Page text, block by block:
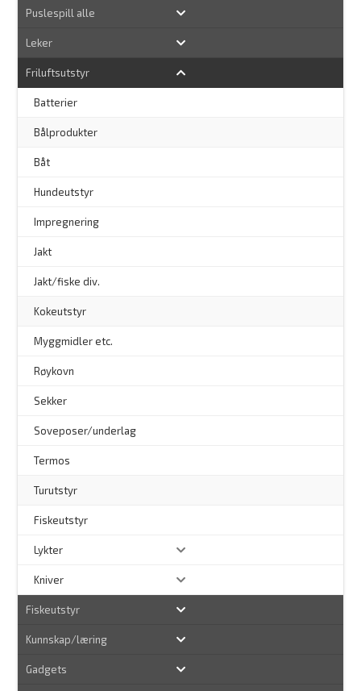
Puslespill alle
Leker
Friluftsutstyr
Batterier
Bålprodukter
Båt
Hundeutstyr
Impregnering
Jakt
Jakt/fiske div.
Kokeutstyr
Myggmidler etc.
Røykovn
Sekker
Soveposer/underlag
Termos
Turutstyr
Fiskeutstyr
Lykter
Kniver
Fiskeutstyr
Kunnskap/læring
Gadgets